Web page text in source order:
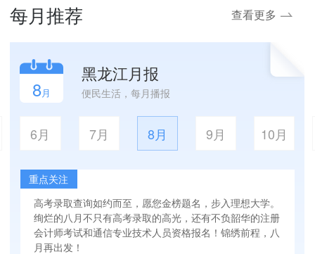
每月推荐 查看更多
8月
黑龙江月报
便民生活，每月播报
6月 7月 8月 9月 10月
重点关注
高考录取查询如约而至，愿您金榜题名，步入理想大学。
绚烂的八月不只有高考录取的高光，还有不负韶华的注册
会计师考试和通信专业技术人员资格报名！锦绣前程，八
月再出发！